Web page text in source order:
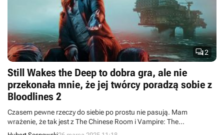
2
Still Wakes the Deep to dobra gra, ale nie
przekonała mnie, że jej twórcy poradzą sobie z
Bloodlines 2
Czasem pewne rzeczy do siebie po prostu nie pasują. Mam
wrażenie, że tak jest z The Chinese Room i Vampire: The
Masquerade – Bloodlines 2. Brytyjskie studio tworzy dobre gry, jak